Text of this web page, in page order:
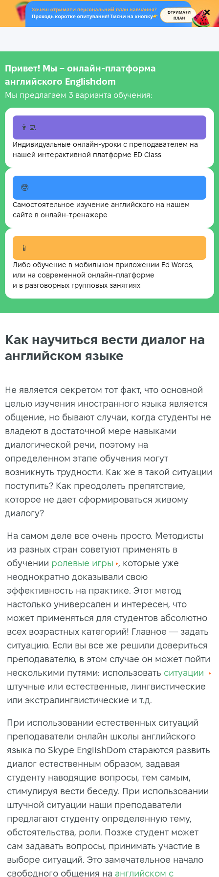
.
Привет! Мы – онлайн‑платформа
английского Englishdom
Мы предлагаем 3 варианта обучения:
👩‍💻
Индивидуальные онлайн-уроки с преподавателем на
нашей интерактивной платформе ED Class
🤓
Самостоятельное изучение английского на нашем
сайте в онлайн-тренажере
📱
Либо обучение в мобильном приложении Ed Words,
или на современной онлайн-платформе
и в разговорных групповых занятиях
Как научиться вести диалог на
английском языке
Не является секретом тот факт, что основной
целью изучения иностранного языка является
общение, но бывают случаи, когда студенты не
владеют в достаточной мере навыками
диалогической речи, поэтому на
определенном этапе обучения могут
возникнуть трудности. Как же в такой ситуации
поступить? Как преодолеть препятствие,
которое не дает сформироваться живому
диалогу?
На самом деле все очень просто. Методисты
из разных стран советуют применять в
обучении ролевые игры
, которые уже
неоднократно доказывали свою
эффективность на практике. Этот метод
настолько универсален и интересен, что
может применяться для студентов абсолютно
всех возрастных категорий! Главное — задать
ситуацию. Если вы все же решили довериться
преподавателю, в этом случае он может пойти
несколькими путями: использовать ситуации
штучные или естественные, лингвистические
или экстралингвистические и т.д.
При использовании естественных ситуаций
преподаватели онлайн школы английского
языка по Skype EnglishDom стараются развить
диалог естественным образом, задавая
студенту наводящие вопросы, тем самым,
стимулируя вести беседу. При использовании
штучной ситуации наши преподаватели
предлагают студенту определенную тему,
обстоятельства, роли. Позже студент может
сам задавать вопросы, принимать участие в
выборе ситуаций. Это замечательное начало
свободного общения на английском с